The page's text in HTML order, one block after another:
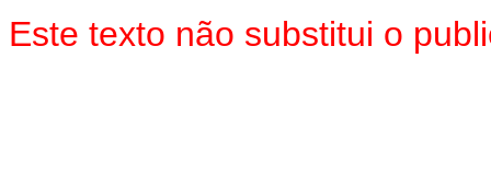
Este texto não substitui o